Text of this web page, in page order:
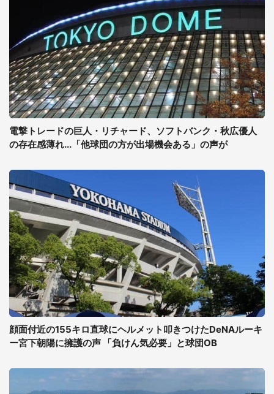
電撃トレードの巨人・リチャード、ソフトバンク・秋広優人
の存在感薄れ...「他球団の方が出場機会ある」の声が
顔面付近の155キロ直球にヘルメット叩きつけたDeNAルーキ
ー宮下朝陽に擁護の声 「負けん気必要」と球団OB